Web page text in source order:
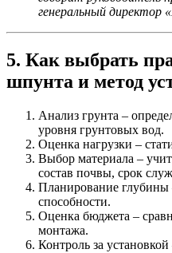
генеральный
5. Как выбрать
шпунта и метод
Анализ грунта –
уровня грунтовых вод.
Оценка нагрузки –
Выбор материала –
состав почвы, срок
Планирование глубины
способности.
Оценка бюджета –
монтажа.
Контроль за установкой